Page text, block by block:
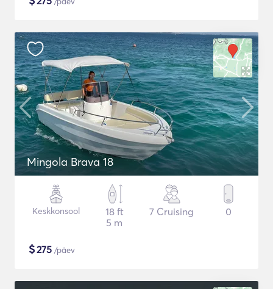
Mingola Brava 18
Keskkonsool
18 ft
5 m
7 Cruising 0
$275 /päev